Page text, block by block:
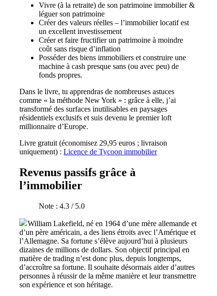
Vivre (à la retraite) de son patrimoine immobilier &
léguer son patrimoine
Créer des valeurs réelles – l’immobilier locatif est
un excellent investissement
Créer et faire fructifier un patrimoine à moindre
coût sans risque d’inflation
Posséder des biens immobiliers et construire une
machine à cash presque sans (ou avec peu) de
fonds propres.
Dans le livre, tu apprendras de nombreuses astuces
comme « la méthode New York » : grâce à elle, j’ai
transformé des surfaces inutilisables en paysages
résidentiels exclusifs et suis devenu le premier loft
millionnaire d’Europe.
Livre gratuit (économisez 29,95 euros ; livraison
uniquement) :Licence de Tycoon immobilier
Revenus passifs grâce à
l’immobilier
Note : 4.3 / 5.0
William Lakefield, né en 1964 d’une mère allemande et
d’un père américain, a des liens étroits avec l’Amérique et
l’Allemagne. Sa fortune s’élève aujourd’hui à plusieurs
dizaines de millions de dollars. Son objectif principal en
matière de trading n’est donc plus, depuis longtemps,
d’accroître sa fortune. Il souhaite désormais aider d’autres
personnes à réussir de la même manière et leur transmettre
son expérience et son héritage.